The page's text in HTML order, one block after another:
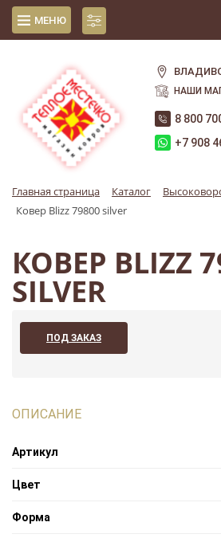
МЕНЮ
НАШИ
8 800
+7 908
Главная страница Каталог
Ковер Blizz 79800 silver
КОВЕР BLIZZ
SILVER
ПОД ЗАКАЗ
ОПИСАНИЕ
Артикул
Цвет
Форма